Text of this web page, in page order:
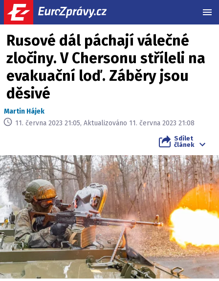
Rusové dál páchají válečné
zločiny. V Chersonu stříleli na
evakuační loď. Záběry jsou
děsivé
Martin Hájek
11. června 2023 21:05, Aktualizováno 11. června 2023 21:08
Sdílet
článek